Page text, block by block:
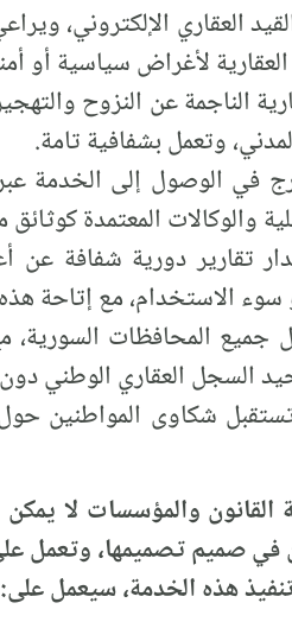
العقاري الإلكتروني،
لأغراض سياسية أو
الناجمة عن النزوح
وتعمل بشفافية تامة.
في الوصول إلى الخدمة
والوكالات المعتمدة
تقارير دورية شفافة عن
الاستخدام، مع إتاحة هذه
المحافظات السورية،
السجل العقاري الوطني
شكاوى المواطنين
القانون والمؤسسات لا
صميم تصميمها، وتعمل
هذه الخدمة، سيعمل على: